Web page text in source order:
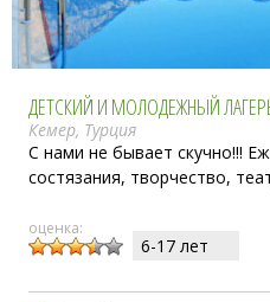
ДЕТСКИЙ И МОЛОДЕЖНЫЙ ЛАГЕРЬ
Кемер, Турция
С нами не бывает скучно!!!
состязания, творчество,
оценка:
6-17 лет